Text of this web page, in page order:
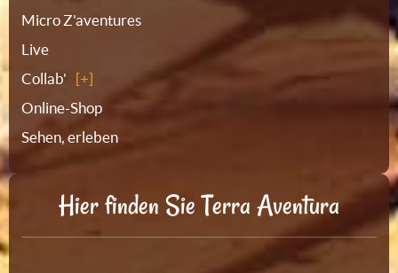
Micro Z'aventures
Live
Collab'
Online-Shop
Sehen, erleben
Hier finden Sie Terra Aventura